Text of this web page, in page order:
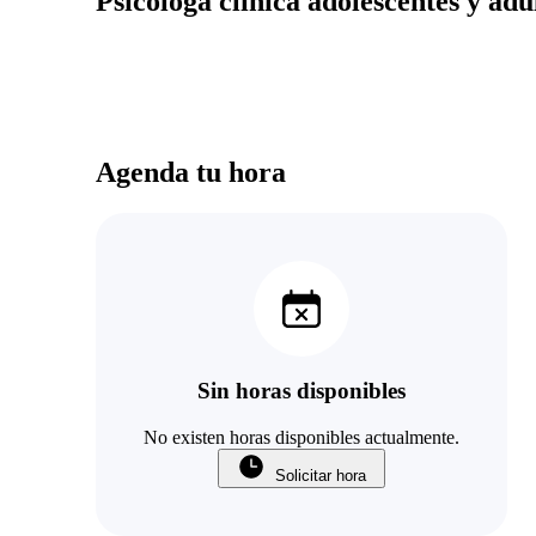
Agenda tu hora
Sin horas disponibles
No existen horas disponibles actualmente.
Solicitar hora